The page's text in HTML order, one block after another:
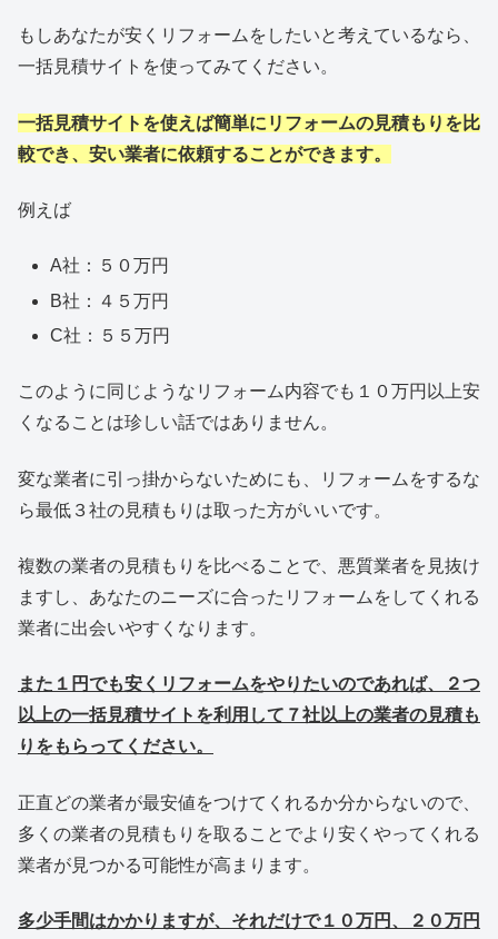
もしあなたが安くリフォームをしたいと考えているなら、
一括見積サイトを使ってみてください。
一括見積サイトを使えば簡単にリフォームの見積もりを比
較でき、安い業者に依頼することができます。
例えば
A社：５０万円
B社：４５万円
C社：５５万円
このように同じようなリフォーム内容でも１０万円以上安
くなることは珍しい話ではありません。
変な業者に引っ掛からないためにも、リフォームをするな
ら最低３社の見積もりは取った方がいいです。
複数の業者の見積もりを比べることで、悪質業者を見抜け
ますし、あなたのニーズに合ったリフォームをしてくれる
業者に出会いやすくなります。
また１円でも安くリフォームをやりたいのであれば、２つ
以上の一括見積サイトを利用して７社以上の業者の見積も
りをもらってください。
正直どの業者が最安値をつけてくれるか分からないので、
多くの業者の見積もりを取ることでより安くやってくれる
業者が見つかる可能性が高まります。
多少手間はかかりますが、それだけで１０万円、２０万円